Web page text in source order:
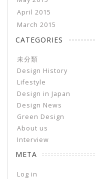
April 2015
March 2015
CATEGORIES
未分類
Design History
Lifestyle
Design in Japan
Design News
Green Design
About us
Interview
META
Log in